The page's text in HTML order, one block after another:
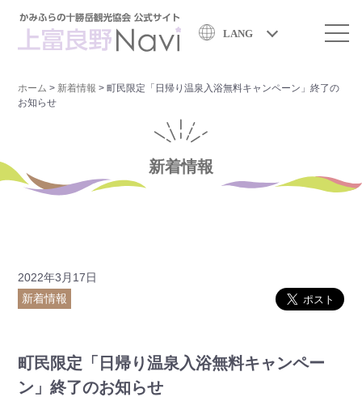
LANG
ホーム > 新着情報 >町民限定「日帰り温泉入浴無料キャンペーン」終了の
お知らせ
新着情報
2022年3月17日
新着情報
町民限定「日帰り温泉入浴無料キャンペー
ン」終了のお知らせ